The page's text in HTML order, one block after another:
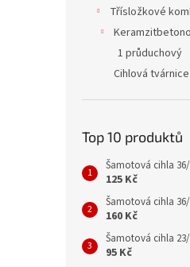
Třísložkové
1 průduchový
Cihlová tvárnice
Top 10 produktů
Šamotová cihla
125 Kč
Šamotová cihla
160 Kč
Šamotová cihla
95 Kč